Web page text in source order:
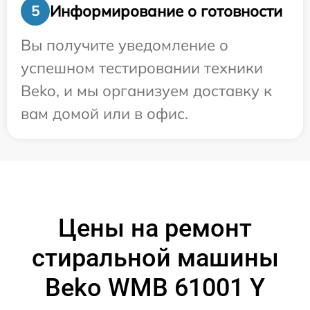
5
Информирование о готовности
Вы получите уведомление о
успешном тестировании техники
Beko, и мы организуем доставку к
вам домой или в офис.
Цены на ремонт
стиральной машины
Beko WMB 61001 Y